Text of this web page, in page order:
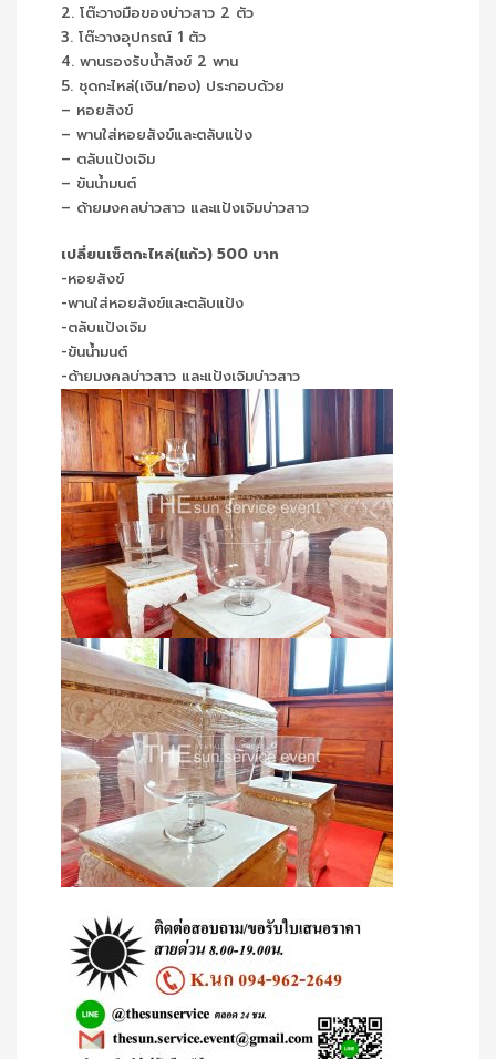
2. โต๊ะวางมือของบ่าวสาว 2 ตัว
3. โต๊ะวางอุปกรณ์ 1 ตัว
4. พานรองรับน้ำสังข์ 2 พาน
5. ชุดกะไหล่(เงิน/ทอง) ประกอบด้วย
– หอยสังข์
– พานใส่หอยสังข์และตลับแป้ง
– ตลับแป้งเจิม
– ขันน้ำมนต์
– ด้ายมงคลบ่าวสาว และแป้งเจิมบ่าวสาว
เปลี่ยนเซ็ตกะไหล่(แก้ว) 500 บาท
-หอยสังข์
-พานใส่หอยสังข์และตลับแป้ง
-ตลับแป้งเจิม
-ขันน้ำมนต์
-ด้ายมงคลบ่าวสาว และแป้งเจิมบ่าวสาว